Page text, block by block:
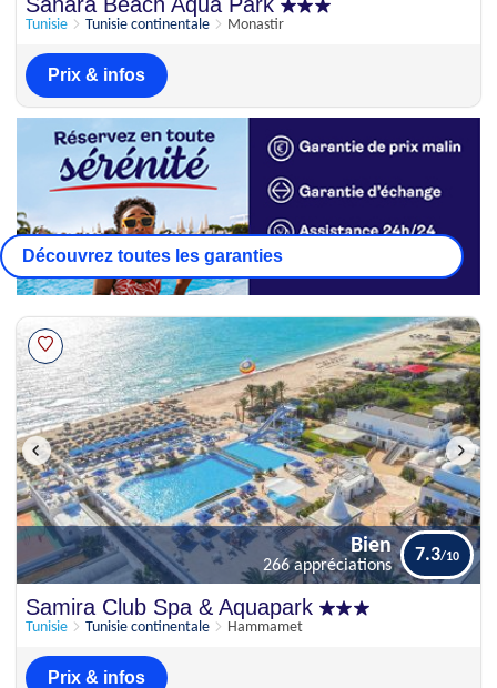
14 appréciations
Tunisie Tunisie continentale Monastir
Prix & infos
Découvrez toutes les garanties
Bien
266 appréciations
Samira Club Spa & Aquapark
Tunisie Tunisie continentale Hammamet
Bien
266 appréciations
7.3
Prix & infos